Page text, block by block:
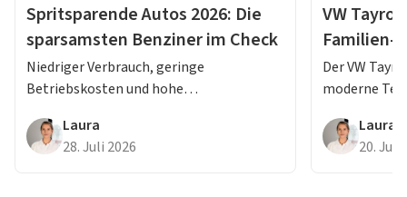
Spritsparende Autos 2026: Die
sparsamsten Benziner im Check
Niedriger Verbrauch, geringe
Betriebskosten und hohe
gehören 2026 zu den sparsamsten
Modellen ihrer Klasse.
Laura
28. Juli 2026
VW
Familien-
Der VW
moderne
Lesen Sie
Testbericht.
Laura
20. Juli